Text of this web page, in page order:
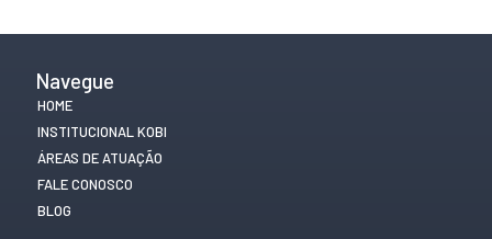
Navegue
HOME
INSTITUCIONAL KOBI
ÁREAS DE ATUAÇÃO
FALE CONOSCO
BLOG